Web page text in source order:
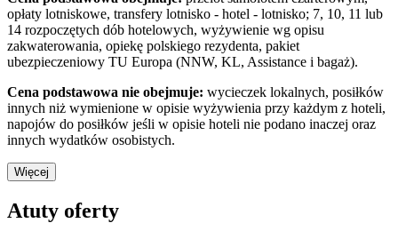
opłaty lotniskowe, transfery lotnisko - hotel - lotnisko; 7, 10, 11 lub
14 rozpoczętych dób hotelowych, wyżywienie wg opisu
zakwaterowania, opiekę polskiego rezydenta, pakiet
ubezpieczeniowy TU Europa (NNW, KL, Assistance i bagaż).
Cena podstawowa nie obejmuje: wycieczek lokalnych, posiłków
innych niż wymienione w opisie wyżywienia przy każdym z hoteli,
napojów do posiłków jeśli w opisie hoteli nie podano inaczej oraz
innych wydatków osobistych.
Więcej
Atuty oferty